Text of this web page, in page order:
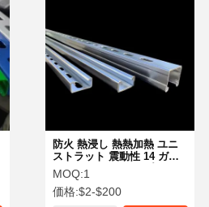
防火 熱浸し 熱熱加熱 ユニ
ストラット 震動性 14 ガー
ジ C チャネル パイプ サポ
ート
MOQ:1
価格:$2-$200